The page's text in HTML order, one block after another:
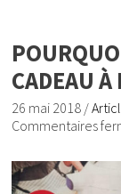
CADEAU
26 mai 2018 /
Commentaires